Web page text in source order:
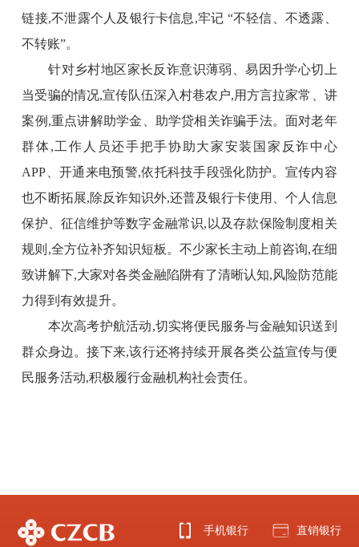
链接,不泄露个人及银行卡信息,牢记 “不轻信、不透露、
不转账”。
针对乡村地区家长反诈意识薄弱、易因升学心切上
当受骗的情况,宣传队伍深入村巷农户,用方言拉家常、讲
案例,重点讲解助学金、助学贷相关诈骗手法。面对老年
群体,工作人员还手把手协助大家安装国家反诈中心
APP、开通来电预警,依托科技手段强化防护。宣传内容
也不断拓展,除反诈知识外,还普及银行卡使用、个人信息
保护、征信维护等数字金融常识,以及存款保险制度相关
规则,全方位补齐知识短板。不少家长主动上前咨询,在细
致讲解下,大家对各类金融陷阱有了清晰认知,风险防范能
力得到有效提升。
本次高考护航活动,切实将便民服务与金融知识送到
群众身边。接下来,该行还将持续开展各类公益宣传与便
民服务活动,积极履行金融机构社会责任。
手机银行 直销银行